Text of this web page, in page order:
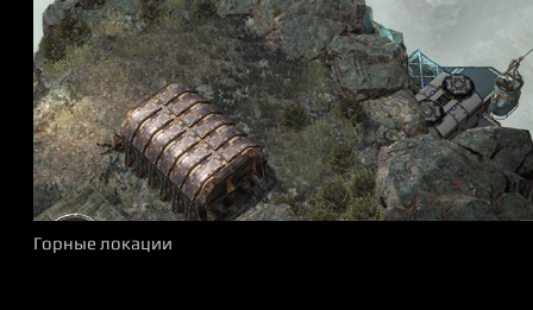
Горные локации